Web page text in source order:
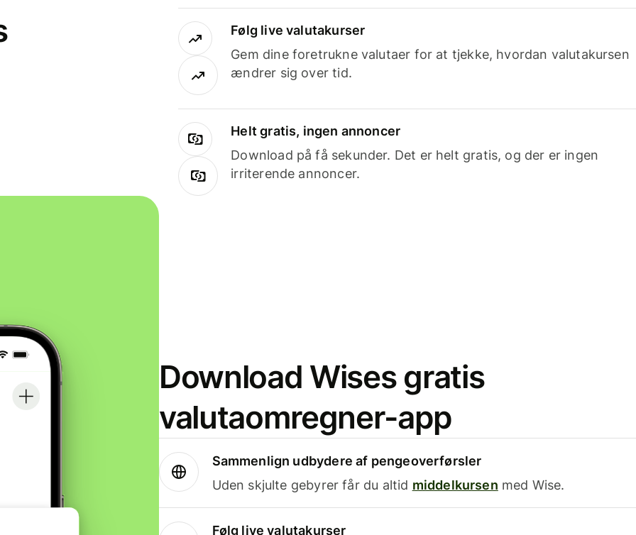
Følg live valutakurser
Gem dine foretrukne valutaer for at tjekke, hvordan valutakursen
ændrer sig over tid.
Helt gratis, ingen annoncer
Download på få sekunder. Det er helt gratis, og der er ingen
irriterende annoncer.
Download Wises gratis
valutaomregner-app
Sammenlign udbydere af pengeoverførsler
Uden skjulte gebyrer får du altid middelkursen med Wise.
Følg live valutakurser